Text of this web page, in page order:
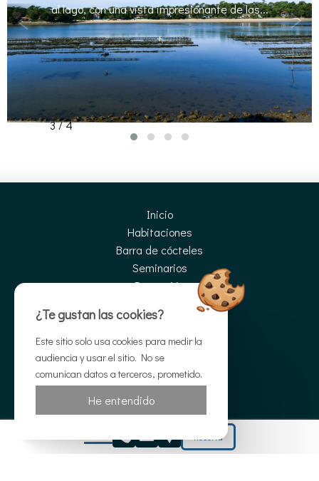
al lago, con una vista impresionante de las...
+
3 / 4
Inicio
Habitaciones
Barra de cócteles
Seminarios
Promoción
Fototeca
Direcciones
Contacto
Reserva
Reserva
Reserva
¿Te gustan las cookies?
Este sitio solo usa cookies para medir la
audiencia y usar el sitio. No se
comunican datos a terceros, prometido.
He entendido